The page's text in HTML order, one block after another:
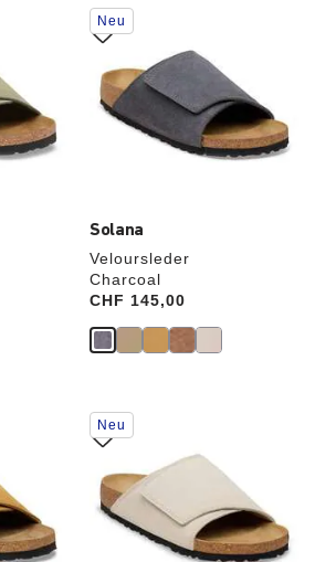
Solana
Veloursleder
Charcoal
Price:
CHF 145,00
Durch
Anklicken
der
Farben
werden
die
Produktbilder
aktualisiert.
Neu
Durch
Anklicken
der
Farben
werden
die
Produktbilder
aktualisiert.
Neu